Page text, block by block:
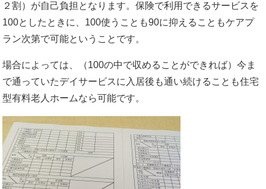
２割）が自己負担となります。保険で利用できるサービスを
100としたときに、100使うことも90に抑えることもケアプ
ラン次第で可能ということです。
場合によっては、（100の中で収めることができれば）今ま
で通っていたデイサービスに入居後も通い続けることも住宅
型有料老人ホームなら可能です。